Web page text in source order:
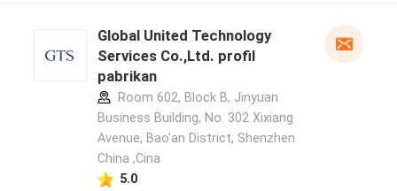
Global United Technology
Services Co.,Ltd. profil
pabrikan
Room 602, Block B, Jinyuan
Business Building, No. 302 Xixiang
Avenue, Bao'an District, Shenzhen
China ,Cina
5.0